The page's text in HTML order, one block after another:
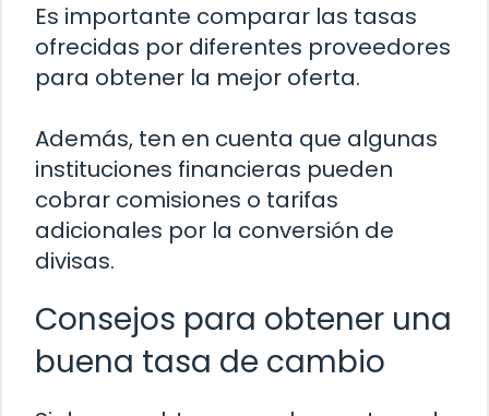
Es importante comparar las tasas
ofrecidas por diferentes proveedores
para obtener la mejor oferta.
Además, ten en cuenta que algunas
instituciones financieras pueden
cobrar comisiones o tarifas
adicionales por la conversión de
divisas.
Consejos para obtener una
buena tasa de cambio